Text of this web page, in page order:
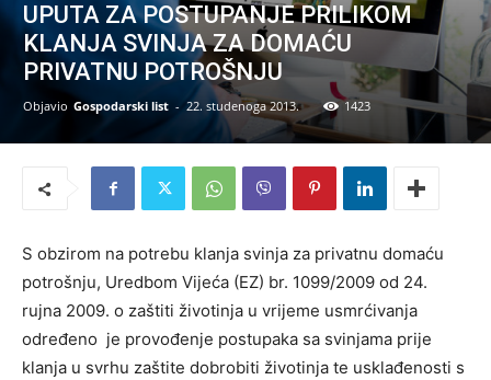
UPUTA ZA POSTUPANJE PRILIKOM
KLANJA SVINJA ZA DOMAĆU
PRIVATNU POTROŠNJU
Objavio Gospodarski list - 22. studenoga 2013. 1423
S obzirom na potrebu klanja svinja za privatnu domaću
potrošnju, Uredbom Vijeća (EZ) br. 1099/2009 od 24.
rujna 2009. o zaštiti životinja u vrijeme usmrćivanja
određeno je provođenje postupaka sa svinjama prije
klanja u svrhu zaštite dobrobiti životinja te usklađenosti s